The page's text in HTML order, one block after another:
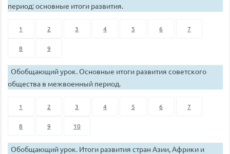
период: основные итоги развития.
1 2 3 4 5 6 7
8 9
Обобщающий урок. Основные итоги развития советского
общества в межвоенный период.
1 2 3 4 5 6 7
8 9 10
Обобщающий урок. Итоги развития стран Азии, Африки и